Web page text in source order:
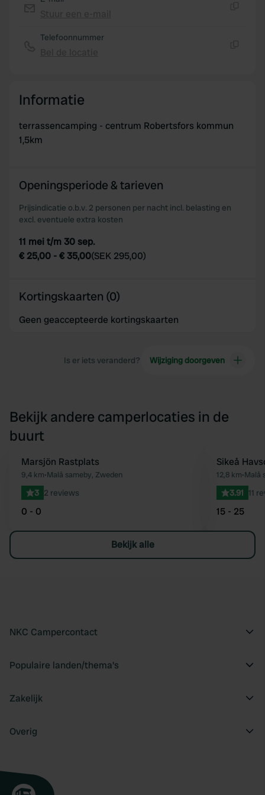
Telefoonnummer
Informatie
terrassencamping - centrum Robertsfors kommun
1,5km
Openingsperiode & tarieven
Prijsindicatie o.b.v. 2 personen per nacht incl. belasting en
excl. eventuele extra kosten
11 mei t/m 30 sep.
€ 25,00 -€ 35,00(SEK 295,00)
Kortingskaarten (0)
Geen geaccepteerde kortingskaarten
Is er iets veranderd? Wijziging doorgeven
Bekijk andere camperlocaties in de
buurt
Favoriet
Marsjön Rastplats
9,4 km•Malå sameby, Zweden
3 2 reviews
0 - 0
Sikeå
12,8 km•Malå
3.91 11
15 - 25
Bekijk alle
NKC Campercontact
Populaire landen/thema's
Zakelijk
Overig